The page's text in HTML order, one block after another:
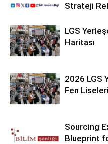
Strateji
LGS
Haritası
2026 LGS
Fen
Sourcing
Blueprint